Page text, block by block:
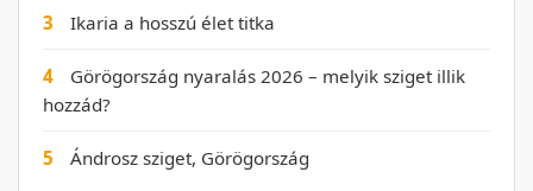
3 Ikaria a hosszú élet titka
4
Görögország nyaralás 2026 – melyik sziget illik
hozzád?
5 Ándrosz sziget, Görögország